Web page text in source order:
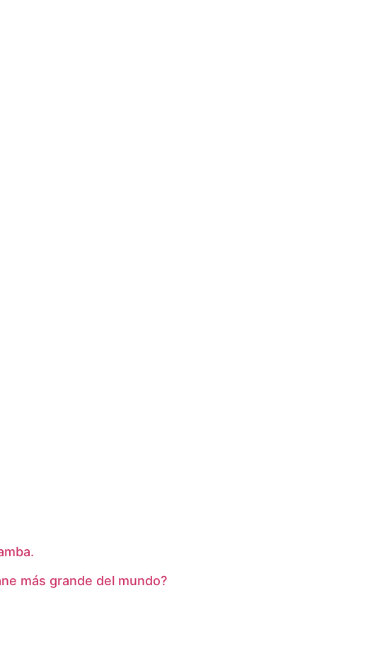
más grande del mundo?